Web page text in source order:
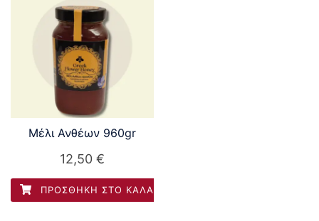
Μέλι Ανθέων 960gr
12,50 €
ΠΡΟΣΘΉΚΗ ΣΤΟ ΚΑΛΆΘΙ